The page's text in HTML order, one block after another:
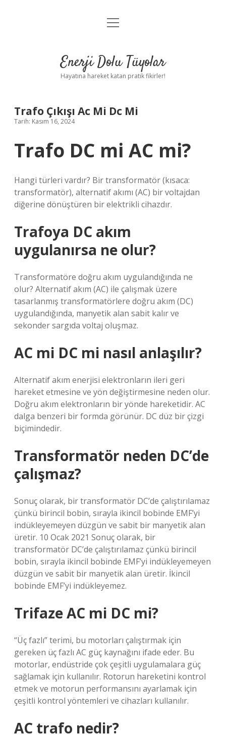
Anasayfa
Yasal Uyarı
menüyü
Enerji Dolu Tüyolar
Hayatına hareket katan pratik fikirler!
Trafo Çıkışı Ac Mi Dc Mi
Tarih: Kasım 16, 2024
Trafo DC mi AC mi?
Hangi türleri vardır? Bir transformatör (kısaca:
transformatör), alternatif akımı (AC) bir voltajdan
diğerine dönüştüren bir elektrikli cihazdır.
Trafoya DC akım
uygulanırsa ne olur?
Transformatöre doğru akım uygulandığında ne
olur? Alternatif akım (AC) ile çalışmak üzere
tasarlanmış transformatörlere doğru akım (DC)
uygulandığında, manyetik alan sabit kalır ve
sekonder sargıda voltaj oluşmaz.
AC mi DC mi nasıl anlaşılır?
Alternatif akım enerjisi elektronların ileri geri
hareket etmesine ve yön değiştirmesine neden olur.
Doğru akım elektronların bir yönde hareketidir. AC
dalga benzeri bir formda görünür. DC düz bir çizgi
biçimindedir.
Transformatör neden DC’de
çalışmaz?
Sonuç olarak, bir transformatör DC’de çalıştırılamaz
çünkü birincil bobin, sırayla ikincil bobinde EMF’yi
indükleyemeyen düzgün ve sabit bir manyetik alan
üretir. 10 Ocak 2021 Sonuç olarak, bir
transformatör DC’de çalıştırılamaz çünkü birincil
bobin, sırayla ikincil bobinde EMF’yi indükleyemeyen
düzgün ve sabit bir manyetik alan üretir. İkincil
bobinde EMF’yi indükleyemez.
Trifaze AC mi DC mi?
“Üç fazlı” terimi, bu motorları çalıştırmak için
gereken üç fazlı AC güç kaynağını ifade eder. Bu
motorlar, endüstride çok çeşitli uygulamalara güç
sağlamak için kullanılır. Rotorun hareketini kontrol
etmek ve motorun performansını ayarlamak için
çeşitli kontrol yöntemleri ve cihazları kullanılır.
AC trafo nedir?